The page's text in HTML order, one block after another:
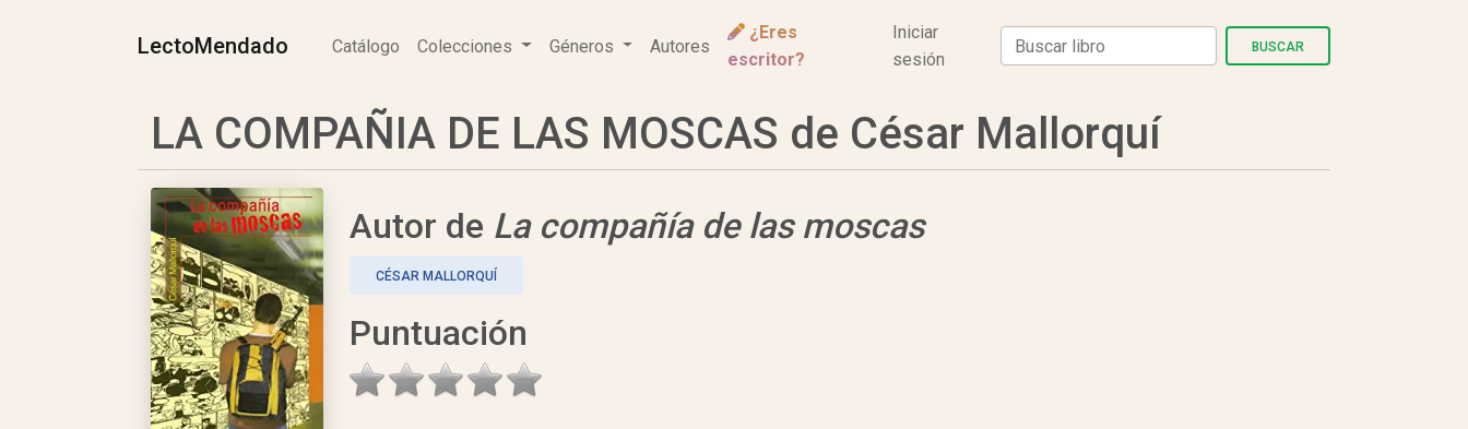
LectoMendado Catálogo Colecciones Géneros Autores
¿Eres
escritor?
Iniciar
sesión
BUSCAR
LA COMPAÑIA DE LAS MOSCAS de César Mallorquí
Autor de La compañía de las moscas
CÉSAR MALLORQUÍ
Puntuación